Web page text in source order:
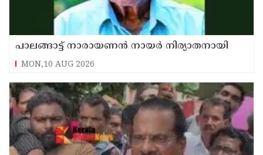
പാലങ്ങാട്ട് നാരായണൻ നായർ നിര്യാതനായി
MON,10 AUG 2026